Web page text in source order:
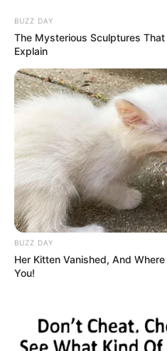
HOME
SERIES
BUZZ DAY
The Mysterious Sculptures
Explain
BUZZ DAY
Her Kitten Vanished, And
You!